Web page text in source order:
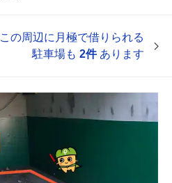
この周辺に月極で借りられる
駐車場も 2件あります